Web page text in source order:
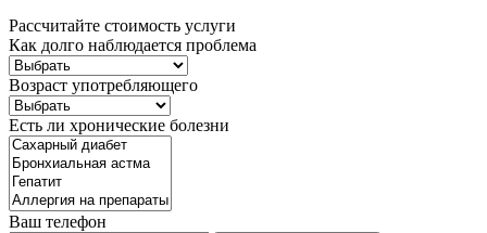
Рассчитайте стоимость услуги
Как долго наблюдается проблема
Возраст употребляющего
Есть ли хронические болезни
Ваш телефон